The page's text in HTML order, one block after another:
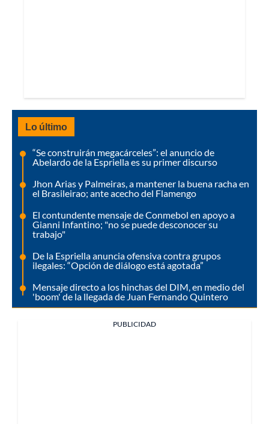
Lo último
“Se construirán megacárceles”: el anuncio de
Abelardo de la Espriella es su primer discurso
Jhon Arias y Palmeiras, a mantener la buena racha en
el Brasileirao; ante acecho del Flamengo
El contundente mensaje de Conmebol en apoyo a
Gianni Infantino; "no se puede desconocer su
trabajo"
De la Espriella anuncia ofensiva contra grupos
ilegales: “Opción de diálogo está agotada”
Mensaje directo a los hinchas del DIM, en medio del
'boom' de la llegada de Juan Fernando Quintero
PUBLICIDAD